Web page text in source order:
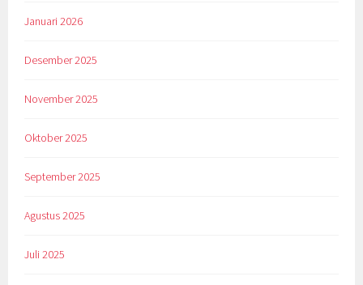
Januari 2026
Desember 2025
November 2025
Oktober 2025
September 2025
Agustus 2025
Juli 2025